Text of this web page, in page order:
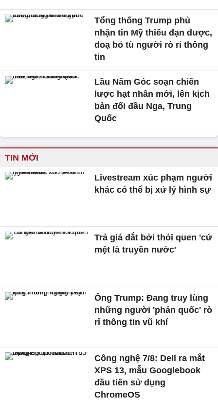
Tổng thống Trump phủ
nhận tin Mỹ thiếu đạn dược,
doạ bỏ tù người rò rỉ thông
tin
Lầu Năm Góc soạn chiến
lược hạt nhân mới, lên kịch
bản đối đầu Nga, Trung
Quốc
TIN MỚI
Livestream xúc phạm người
khác có thể bị xử lý hình sự
Trả giá đắt bởi thói quen 'cứ
mệt là truyền nước'
Ông Trump: Đang truy lùng
những người 'phản quốc' rò
rỉ thông tin vũ khí
Công nghệ 7/8: Dell ra mắt
XPS 13, mẫu Googlebook
đầu tiên sử dụng
ChromeOS